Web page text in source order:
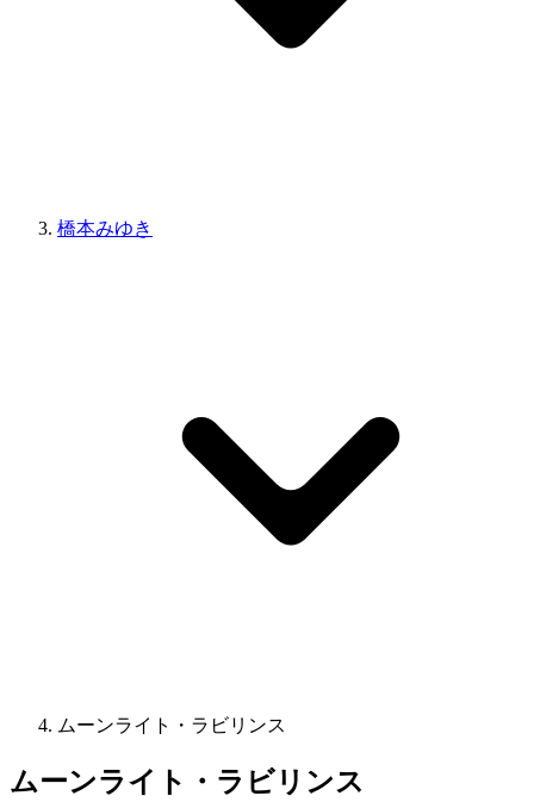
橋本みゆき
ムーンライト・ラビリンス
ムーンライト・ラビリンス